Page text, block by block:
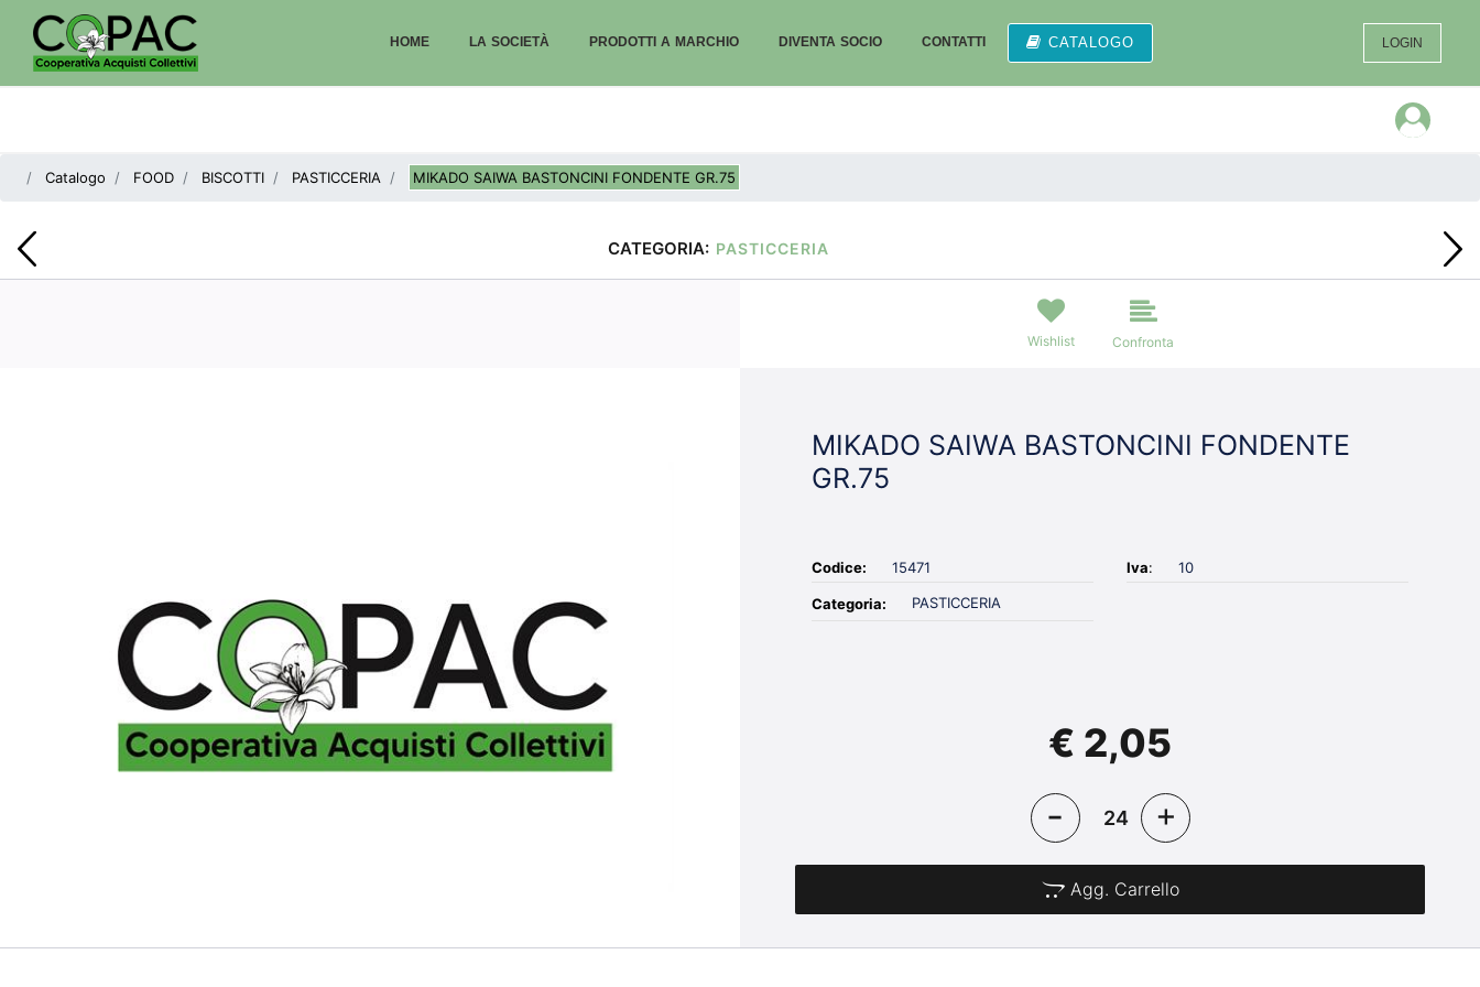
HOME LA SOCIETÀ PRODOTTI A MARCHIO DIVENTA SOCIO CONTATTI CATALOGO LOGIN
Open
Catalogo FOOD BISCOTTI PASTICCERIA MIKADO SAIWA BASTONCINI FONDENTE GR.75
CATEGORIA: PASTICCERIA
Wishlist Confronta
MIKADO SAIWA BASTONCINI FONDENTE
GR.75
Codice: 15471
Categoria: PASTICCERIA
Iva: 10
€ 2,05
Agg. Carrello